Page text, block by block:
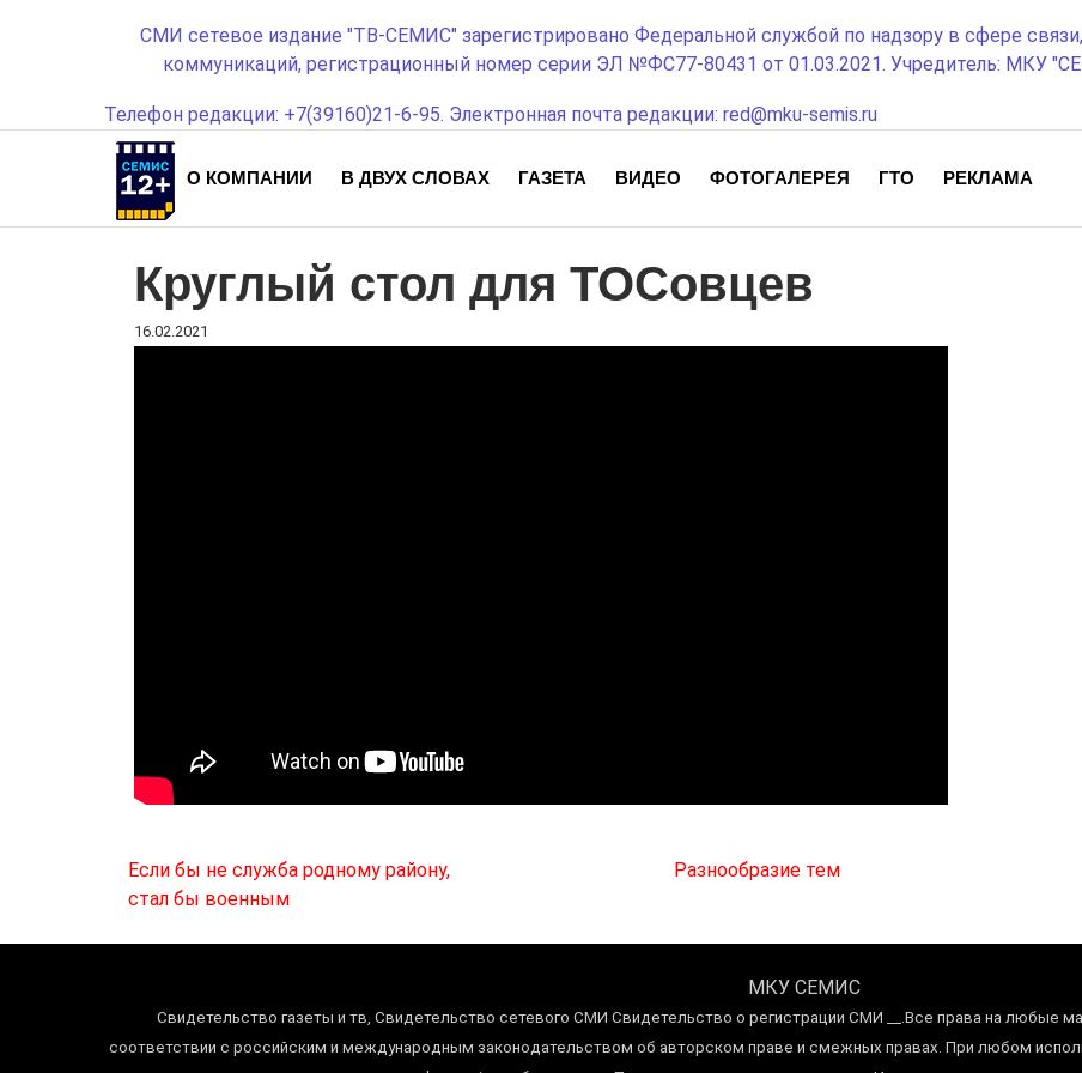
СМИ сетевое издание "ТВ-СЕМИС" зарегистрировано Федеральной службой по надзору в сфере
коммуникаций, регистрационный номер серии ЭЛ №ФС77-80431 от 01.03.2021. Учредитель: МКУ
Телефон редакции: +7(39160)21-6-95. Электронная почта редакции: red@mku-semis.ru
О КОМПАНИИ В ДВУХ СЛОВАХ ГАЗЕТА ВИДЕО ФОТОГАЛЕРЕЯ ГТО РЕКЛАМА
Круглый стол для ТОСовцев
16.02.2021
Навигация
по
записям
Если бы не служба родному району,
стал бы военным
Разнообразие тем
МКУ СЕМИС
Свидетельство газеты и тв, Свидетельство сетевого СМИ Свидетельство о регистрации СМИ __.Все права на любые
соответствии с российским и международным законодательством об авторском праве и смежных правах. При любом